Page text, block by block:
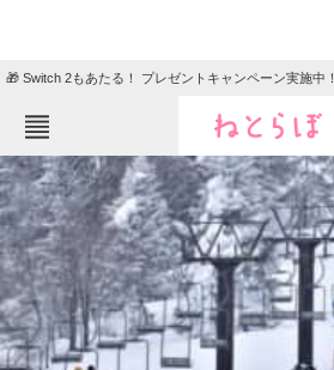
🎁 Switch 2もあたる！ プレゼントキャンペーン実施中！
ねとらぼメニュー
TOP ニュース
エンタメ クイズ
グルメ 地域
住まい